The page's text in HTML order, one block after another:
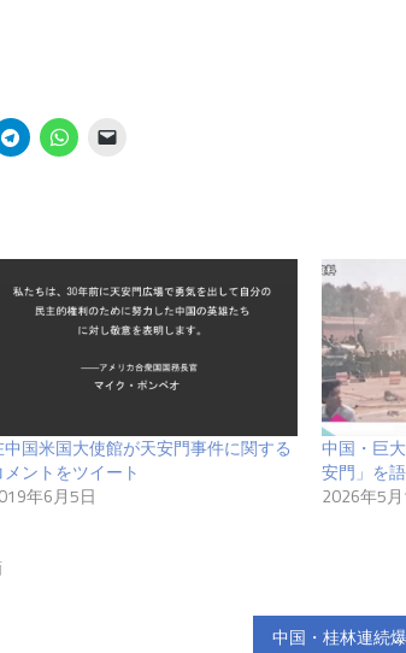
中国米国大使館が天安門事件に関する
メントをツイート
年6月5日
中国・巨
安門」を
2026年5
中国・桂林連続